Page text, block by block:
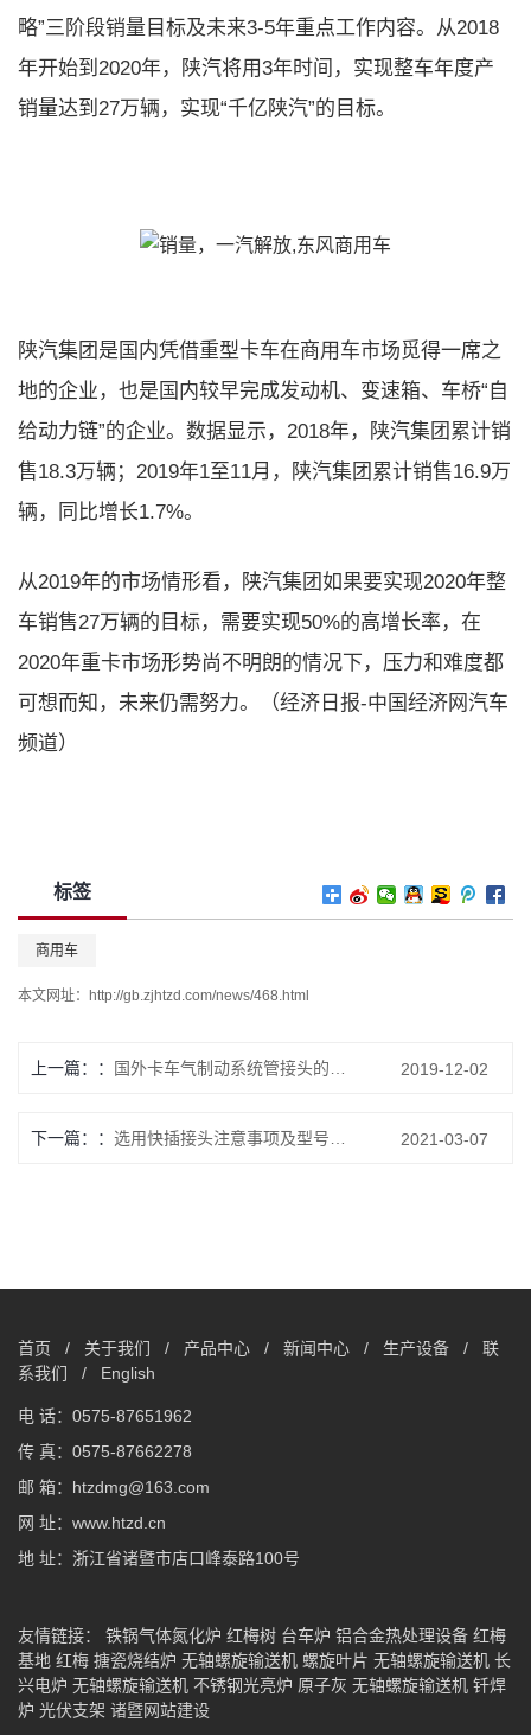
略”三阶段销量目标及未来3-5年重点工作内容。从2018
年开始到2020年，陕汽将用3年时间，实现整车年度产
销量达到27万辆，实现“千亿陕汽”的目标。
陕汽集团是国内凭借重型卡车在商用车市场觅得一席之
地的企业，也是国内较早完成发动机、变速箱、车桥“自
给动力链”的企业。数据显示，2018年，陕汽集团累计销
售18.3万辆；2019年1至11月，陕汽集团累计销售16.9万
辆，同比增长1.7%。
从2019年的市场情形看，陕汽集团如果要实现2020年整
车销售27万辆的目标，需要实现50%的高增长率，在
2020年重卡市场形势尚不明朗的情况下，压力和难度都
可想而知，未来仍需努力。（经济日报-中国经济网汽车
频道）
标签
商用车
本文网址： http://gb.zjhtzd.com/news/468.html
上一篇： 2019-12-02
下一篇： 2021-03-07
首页 / 关于我们 / 产品中心 / 新闻中心 / 生产设备 / 联
系我们
/ English
电 话：0575-87651962
传 真：0575-87662278
邮 箱：htzdmg@163.com
网 址：www.htzd.cn
地 址：浙江省诸暨市店口峰泰路100号
友情链接： 铁锅气体氮化炉 红梅树 台车炉 铝合金热处理设备 红梅
基地 红梅 搪瓷烧结炉 无轴螺旋输送机 螺旋叶片 无轴螺旋输送机 长
兴电炉 无轴螺旋输送机 不锈钢光亮炉 原子灰 无轴螺旋输送机 钎焊
炉 光伏支架 诸暨网站建设